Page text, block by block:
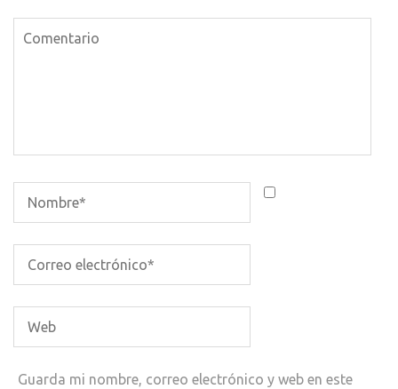
Guarda mi nombre, correo electrónico y web en este